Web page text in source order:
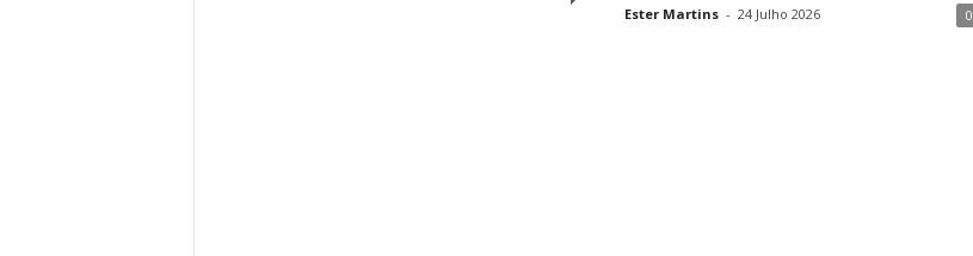
Ester Martins - 24 Julho 2026 0